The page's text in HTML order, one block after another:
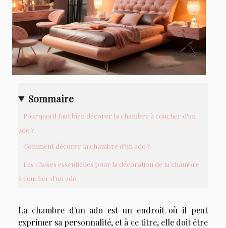
Sommaire
Pourquoi il faut bien décorer la chambre à coucher d'un
ado ?
Comment décorer la chambre d'un ado ?
Les choses essentielles pour la décoration de la chambre
à coucher d'un ado
La chambre d'un ado est un endroit où il peut
exprimer sa personnalité, et à ce titre, elle doit être